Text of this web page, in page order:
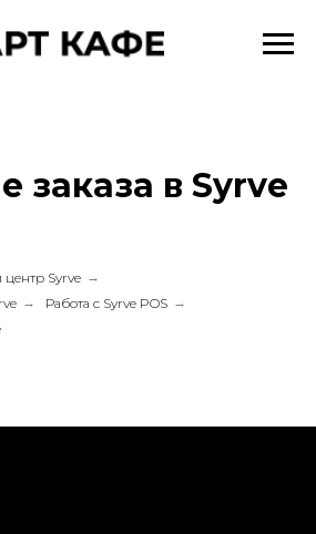
заказа в Syrve
Syrve →
→ Работа с Syrve POS →